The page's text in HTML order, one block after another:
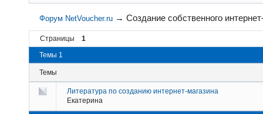
Форум NetVoucher.ru →Создание собственного
Страницы
1
Темы 1
Темы
Литература по созданию интернет-магазина
Екатерина